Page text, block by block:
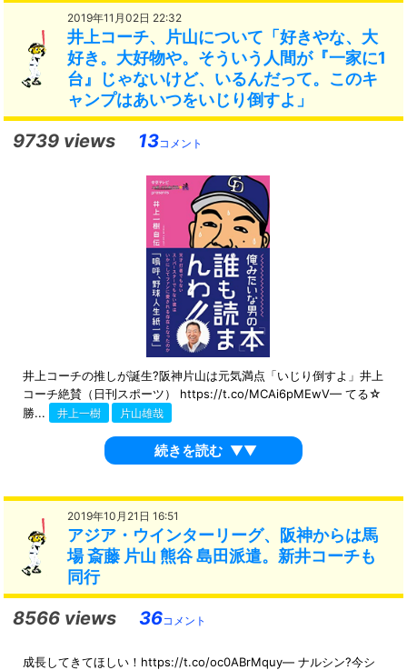
2019年11月02日 22:32
井上コーチ、片山について「好きやな、大
好き。大好物や。そういう人間が『一家に1
台』じゃないけど、いるんだって。このキ
ャンプはあいつをいじり倒すよ」
9739 views 13コメント
井上コーチの推しが誕生?阪神片山は元気満点「いじり倒すよ」井上
コーチ絶賛（日刊スポーツ） https://t.co/MCAi6pMEwV— てる☆
勝...
井上一樹 片山雄哉
続きを読む ▼▼
2019年10月21日 16:51
アジア・ウインターリーグ、阪神からは馬
場 斎藤 片山 熊谷 島田派遣。新井コーチも
同行
8566 views 36コメント
成長してきてほしい！https://t.co/oc0ABrMquy— ナルシン?今シ